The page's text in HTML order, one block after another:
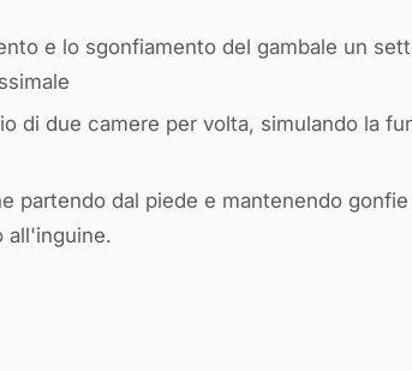
e lo sgonfiamento del gambale un
di due camere per volta, simulando la
partendo dal piede e mantenendo
all'inguine.